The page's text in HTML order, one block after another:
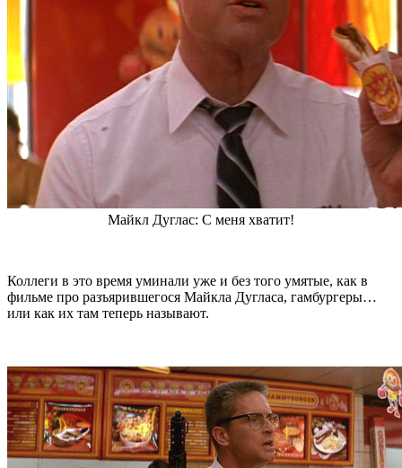
Майкл Дуглас: С меня хватит!
Коллеги в это время уминали уже и без того умятые, как в
фильме про разъярившегося Майкла Дугласа, гамбургеры…
или как их там теперь называют.